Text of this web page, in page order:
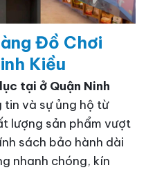
Đồ Chơi
Kiều
tại ở Quận Ninh
và sự ủng hộ từ
lượng sản phẩm vượt
sách bảo hành dài
nhanh chóng, kín